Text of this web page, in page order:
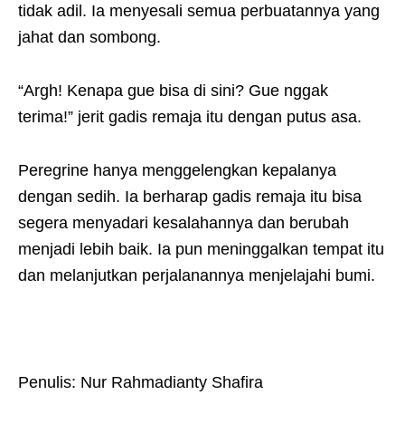
tidak adil. Ia menyesali semua perbuatannya yang
jahat dan sombong.
“Argh! Kenapa gue bisa di sini? Gue nggak
terima!” jerit gadis remaja itu dengan putus asa.
Peregrine hanya menggelengkan kepalanya
dengan sedih. Ia berharap gadis remaja itu bisa
segera menyadari kesalahannya dan berubah
menjadi lebih baik. Ia pun meninggalkan tempat itu
dan melanjutkan perjalanannya menjelajahi bumi.
Penulis: Nur Rahmadianty Shafira